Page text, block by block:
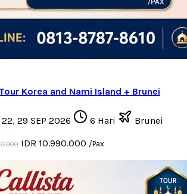
Korea and Nami Island + Brunei
29 SEP 2026 6 Hari
Brunei
IDR 10.990.000 /Pax